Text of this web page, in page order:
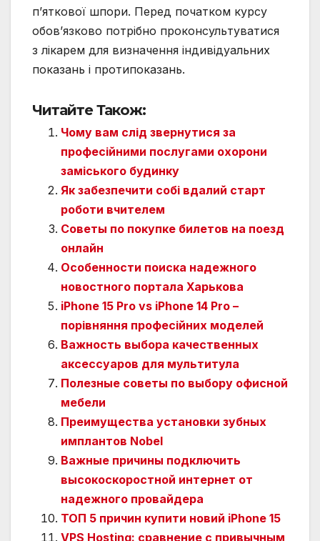
п’яткової шпори. Перед початком курсу
обов’язково потрібно проконсультуватися
з лікарем для визначення індивідуальних
показань і протипоказань.
Читайте Також:
Чому вам слід звернутися за
професійними послугами охорони
заміського будинку
Як забезпечити собі вдалий старт
роботи вчителем
Советы по покупке билетов на поезд
онлайн
Особенности поиска надежного
новостного портала Харькова
iPhone 15 Pro vs iPhone 14 Pro –
порівняння професійних моделей
Важность выбора качественных
аксессуаров для мультитула
Полезные советы по выбору офисной
мебели
Преимущества установки зубных
имплантов Nobel
Важные причины подключить
высокоскоростной интернет от
надежного провайдера
ТОП 5 причин купити новий iPhone 15
VPS Hosting: сравнение с привычным